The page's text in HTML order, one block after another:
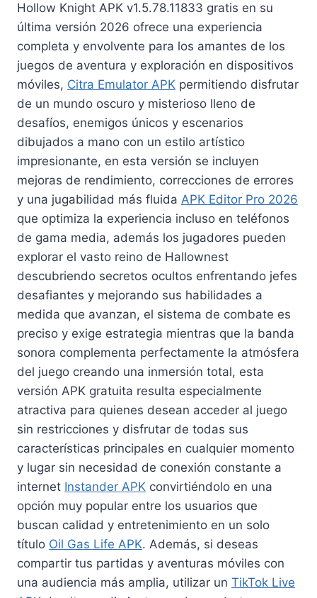
Hollow Knight APK v1.5.78.11833 gratis en su
última versión 2026 ofrece una experiencia
completa y envolvente para los amantes de los
juegos de aventura y exploración en dispositivos
móviles, Citra Emulator APK permitiendo disfrutar
de un mundo oscuro y misterioso lleno de
desafíos, enemigos únicos y escenarios
dibujados a mano con un estilo artístico
impresionante, en esta versión se incluyen
mejoras de rendimiento, correcciones de errores
y una jugabilidad más fluida APK Editor Pro 2026
que optimiza la experiencia incluso en teléfonos
de gama media, además los jugadores pueden
explorar el vasto reino de Hallownest
descubriendo secretos ocultos enfrentando jefes
desafiantes y mejorando sus habilidades a
medida que avanzan, el sistema de combate es
preciso y exige estrategia mientras que la banda
sonora complementa perfectamente la atmósfera
del juego creando una inmersión total, esta
versión APK gratuita resulta especialmente
atractiva para quienes desean acceder al juego
sin restricciones y disfrutar de todas sus
características principales en cualquier momento
y lugar sin necesidad de conexión constante a
internet Instander APK convirtiéndolo en una
opción muy popular entre los usuarios que
buscan calidad y entretenimiento en un solo
título Oil Gas Life APK. Además, si deseas
compartir tus partidas y aventuras móviles con
una audiencia más amplia, utilizar un TikTok Live